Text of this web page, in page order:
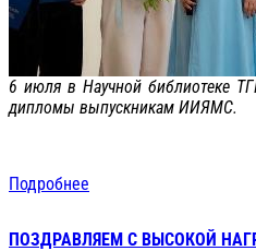
6 июля в Научной библиотеке
дипломы выпускникам ИИЯМС.
Подробнее
ПОЗДРАВЛЯЕМ С ВЫСОКОЙ